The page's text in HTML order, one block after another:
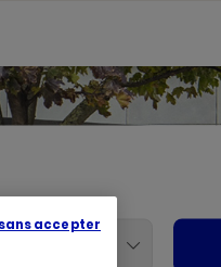
accepter